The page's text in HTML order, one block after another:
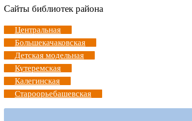
Сайты библиотек района
Центральная
Большекачаковская
Детская модельная
Кутеремская
Калегинская
Староорьебашевская